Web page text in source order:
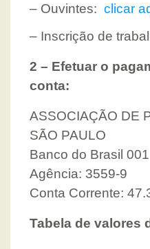
– Ouvintes: clicar
– Inscrição de
2 – Efetuar o
conta:
ASSOCIAÇÃO DE
SÃO PAULO
Banco do Brasil 001
Agência: 3559-9
Conta Corrente:
Tabela de valores